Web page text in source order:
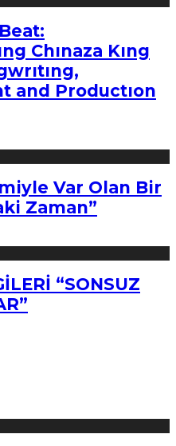
Chınaza Kıng
and Productıon
Var Olan Bir
Zaman”
“SONSUZ